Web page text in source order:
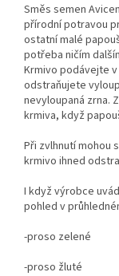
Směs semen
přírodní potravou
ostatní malé
potřeba ničím
Krmivo podávejte
odstraňujete
nevyloupaná zrna.
krmiva, když
Při zvlhnutí mohou
krmivo ihned
I když výrobce
pohled v
-proso zelené
-proso žluté